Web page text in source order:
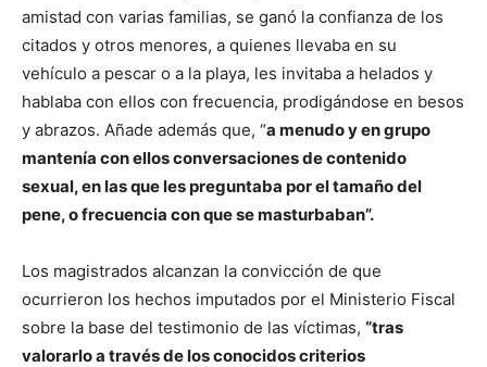
amistad con varias familias, se ganó la confianza de los
citados y otros menores, a quienes llevaba en su
vehículo a pescar o a la playa, les invitaba a helados y
hablaba con ellos con frecuencia, prodigándose en besos
y abrazos. Añade además que, “a menudo y en grupo
mantenía con ellos conversaciones de contenido
sexual, en las que les preguntaba por el tamaño del
pene, o frecuencia con que se masturbaban”.
Los magistrados alcanzan la convicción de que
ocurrieron los hechos imputados por el Ministerio Fiscal
sobre la base del testimonio de las víctimas, “tras
valorarlo a través de los conocidos criterios